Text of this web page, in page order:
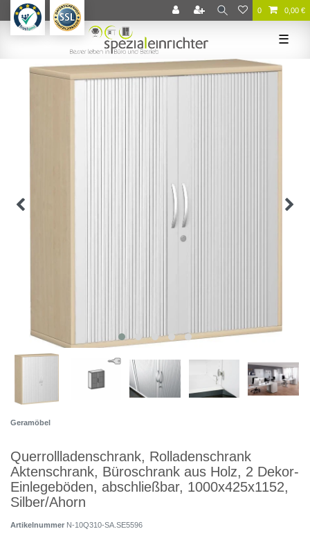
0 0,00 €
☰
Geramöbel
Querrollladenschrank, Rolladenschrank
Aktenschrank, Büroschrank aus Holz, 2 Dekor-
Einlegeböden, abschließbar, 1000x425x1152,
Silber/Ahorn
Artikelnummer N-10Q310-SA.SE5596